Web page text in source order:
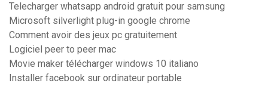
Telecharger whatsapp android gratuit pour samsung
Microsoft silverlight plug-in google chrome
Comment avoir des jeux pc gratuitement
Logiciel peer to peer mac
Movie maker télécharger windows 10 italiano
Installer facebook sur ordinateur portable